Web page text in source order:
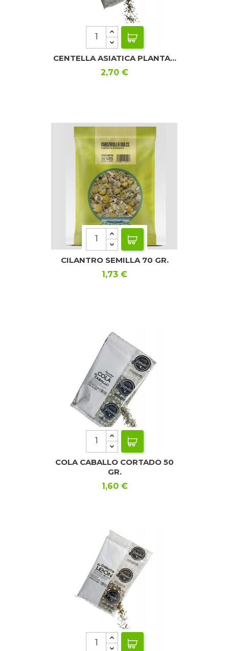
CENTELLA ASIATICA PLANTA...
Precio
2,70 €
CILANTRO SEMILLA 70 GR.
Precio
1,73 €
COLA CABALLO CORTADO 50
GR.
Precio
1,60 €